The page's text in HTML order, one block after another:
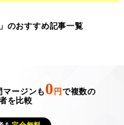
のおすすめ記事一覧
マージンも 0 円 で複数の
を比較